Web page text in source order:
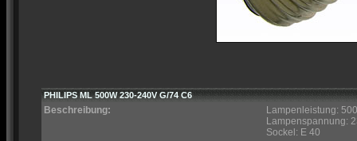
PHILIPS ML 500W 230-240V G/74 C6
Beschreibung:
Lampenleistung:
Lampenspannung:
Sockel: E 40